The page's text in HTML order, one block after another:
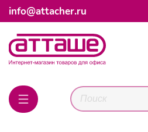
info@attacher.ru